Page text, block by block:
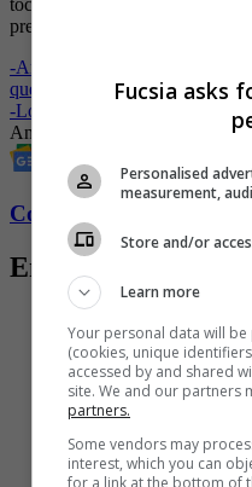
tocó decirle: ‘ok ok, ya vamos a
presentadora.
-Andrea Serna marca la
queda muy bien a las mujeres
-Los triunfos de Andrea Serna
Andrea Serna
Conozca más de Fucsia
Entradas
Fucsia asks
Personalised
measurement,
Store and/or
Learn more
Your personal data will
(cookies, unique
accessed by and shared
site. We and our partners
partners.
Some vendors may
interest, which you can
for a link at the bottom of